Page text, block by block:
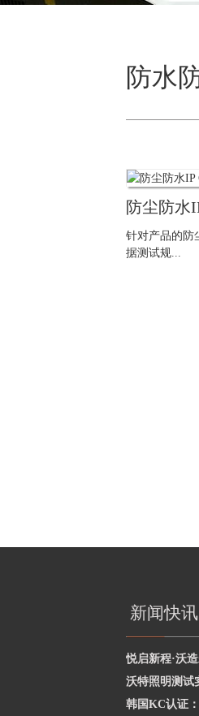
防水
防尘防水
针对产品的防
据测试规...
新闻快讯